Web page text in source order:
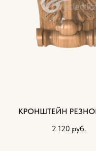
КРОНШТЕЙН
2 120 руб.